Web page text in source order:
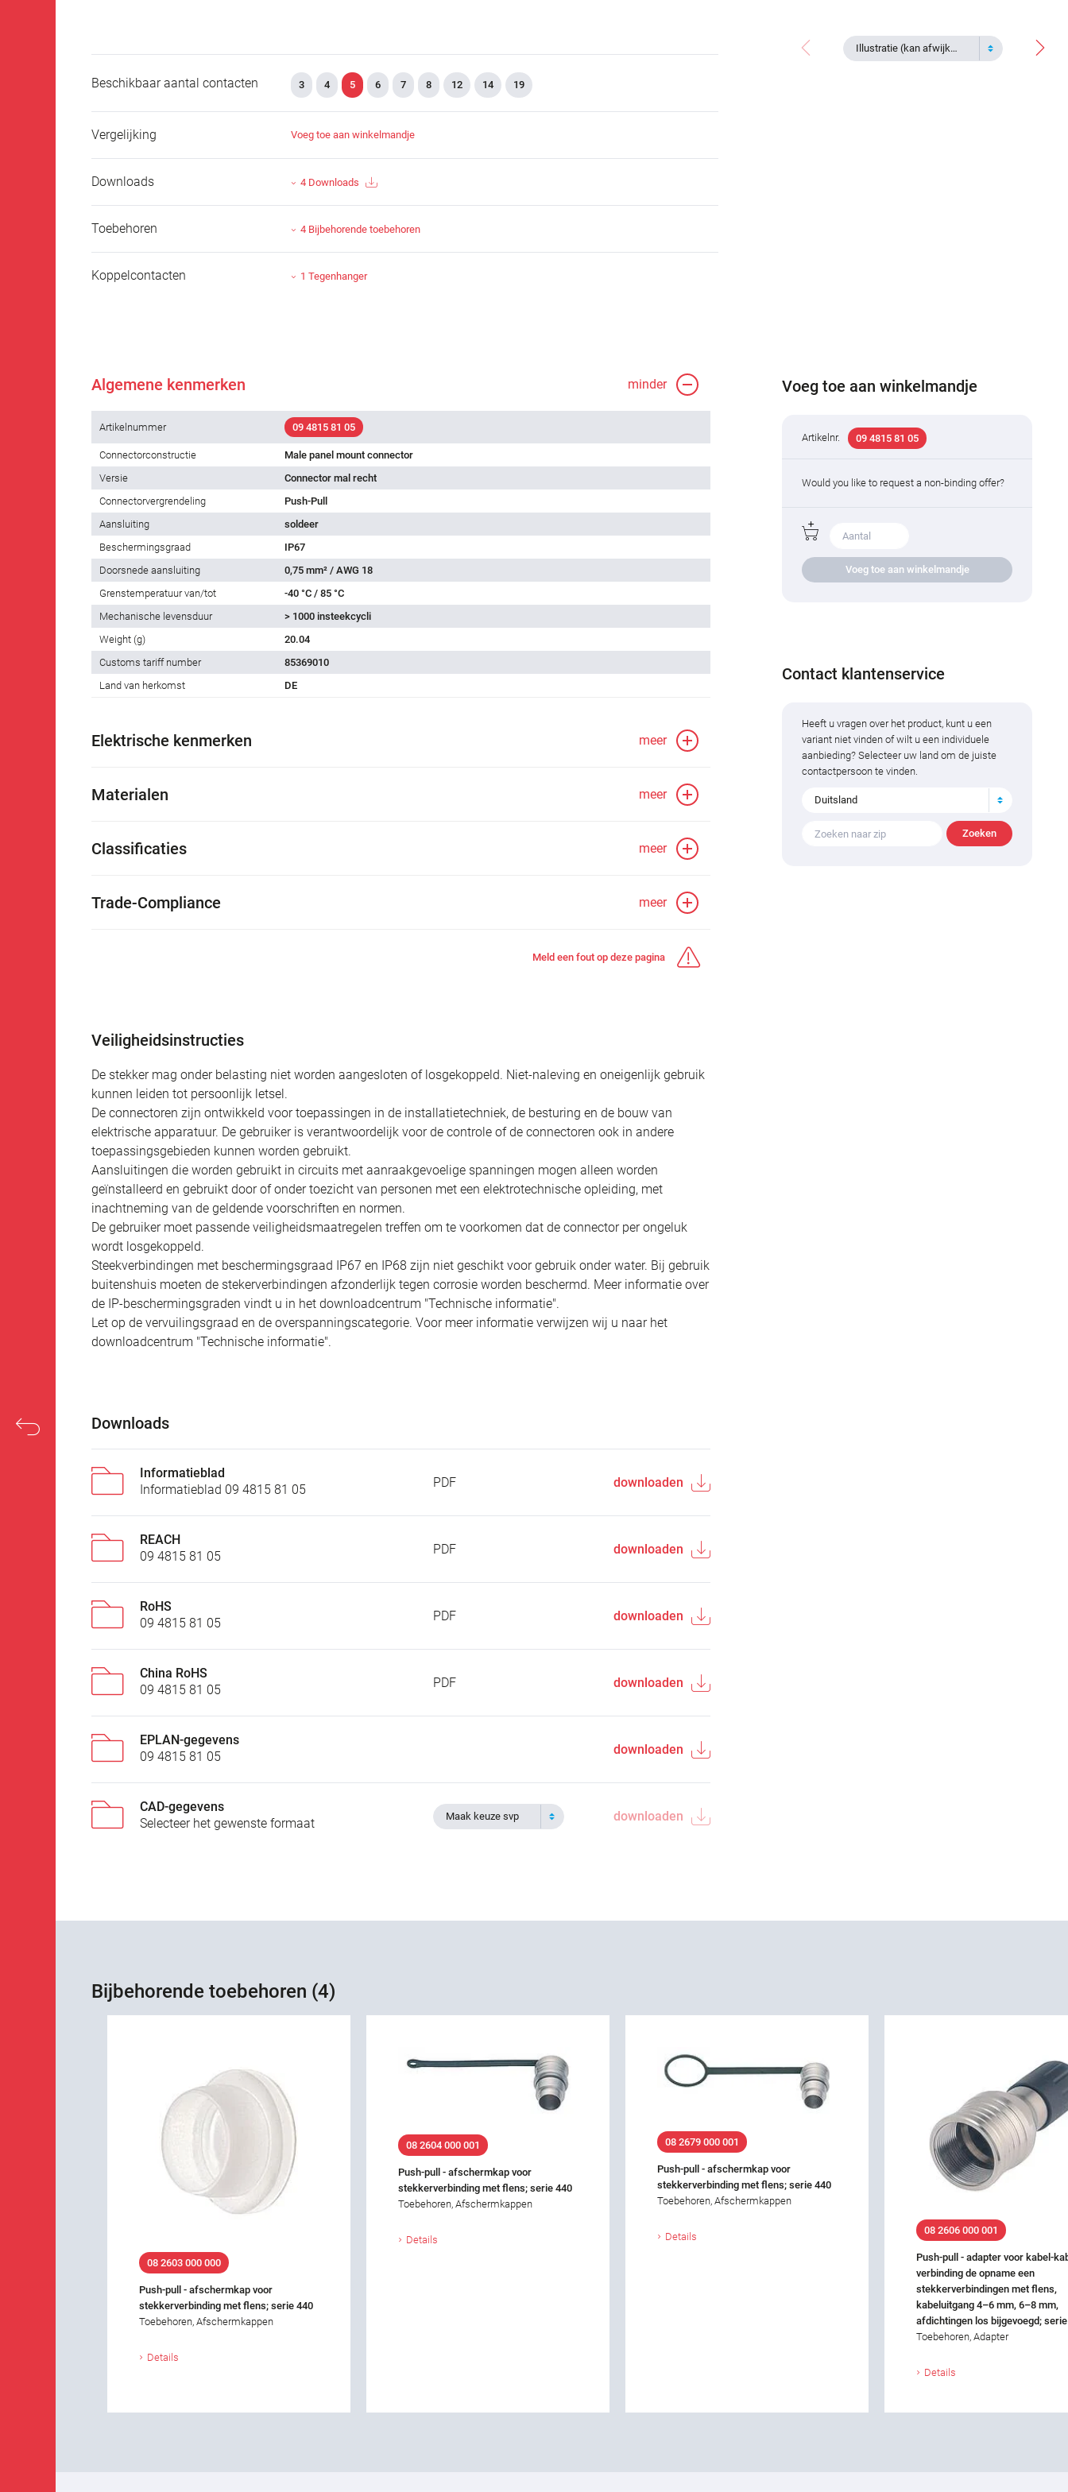
Illustratie (kan afwijken)
Beschikbaar aantal contacten 3 4 5 6 7 8 12 14 19
Vergelijking Voeg toe aan winkelmandje
Downloads 4 Downloads
Toebehoren 4 Bijbehorende toebehoren
Koppelcontacten 1 Tegenhanger
Algemene kenmerken minder
Artikelnummer 09 4815 81 05
Connectorconstructie
Male panel mount connector
Versie
Connector mal recht
Connectorvergrendeling
Push-Pull
Aansluiting
soldeer
Beschermingsgraad
IP67
Doorsnede aansluiting
0,75 mm² / AWG 18
Grenstemperatuur van/tot
-40 °C / 85 °C
Mechanische levensduur
> 1000 insteekcycli
Weight (g)
20.04
Customs tariff number
85369010
Land van herkomst
DE
Elektrische kenmerken meer
Materialen meer
Classificaties meer
Trade-Compliance meer
Meld een fout op deze pagina
Veiligheidsinstructies
De stekker mag onder belasting niet worden aangesloten of losgekoppeld. Niet-naleving en oneigenlijk gebruik
kunnen leiden tot persoonlijk letsel.
De connectoren zijn ontwikkeld voor toepassingen in de installatietechniek, de besturing en de bouw van
elektrische apparatuur. De gebruiker is verantwoordelijk voor de controle of de connectoren ook in andere
toepassingsgebieden kunnen worden gebruikt.
Aansluitingen die worden gebruikt in circuits met aanraakgevoelige spanningen mogen alleen worden
geïnstalleerd en gebruikt door of onder toezicht van personen met een elektrotechnische opleiding, met
inachtneming van de geldende voorschriften en normen.
De gebruiker moet passende veiligheidsmaatregelen treffen om te voorkomen dat de connector per ongeluk
wordt losgekoppeld.
Steekverbindingen met beschermingsgraad IP67 en IP68 zijn niet geschikt voor gebruik onder water. Bij gebruik
buitenshuis moeten de stekerverbindingen afzonderlijk tegen corrosie worden beschermd. Meer informatie over
de IP-beschermingsgraden vindt u in het downloadcentrum "Technische informatie".
Let op de vervuilingsgraad en de overspanningscategorie. Voor meer informatie verwijzen wij u naar het
downloadcentrum "Technische informatie".
Downloads
Informatieblad
Informatieblad 09 4815 81 05
PDF downloaden
REACH
09 4815 81 05
PDF downloaden
RoHS
09 4815 81 05
PDF downloaden
China RoHS
09 4815 81 05
PDF downloaden
EPLAN-gegevens
09 4815 81 05
downloaden
CAD-gegevens
Selecteer het gewenste formaat
Maak keuze svp downloaden
Voeg toe aan winkelmandje
Artikelnr. 09 4815 81 05
Would you like to request a non-binding offer?
Voeg toe aan winkelmandje
Contact klantenservice
Heeft u vragen over het product, kunt u een
variant niet vinden of wilt u een individuele
aanbieding? Selecteer uw land om de juiste
contactpersoon te vinden.
Duitsland
Bijbehorende toebehoren (4)
08 2603 000 000
Push-pull - afschermkap voor
stekkerverbinding met flens; serie 440
Toebehoren, Afschermkappen
Details
08 2604 000 001
Push-pull - afschermkap voor
stekkerverbinding met flens; serie 440
Toebehoren, Afschermkappen
Details
08 2679 000 001
Push-pull - afschermkap voor
stekkerverbinding met flens; serie 440
Toebehoren, Afschermkappen
Details
08 2606 000 001
Push-pull - adapter voor kabel-
verbinding de opname een
stekkerverbindingen met flens,
kabeluitgang 4–6 mm, 6–8 mm,
afdichtingen los bijgevoegd;
Toebehoren, Adapter
Details